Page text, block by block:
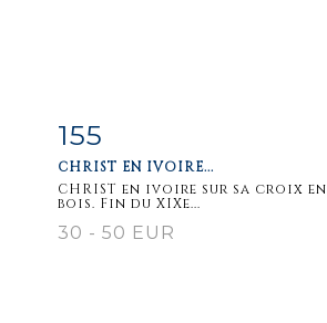
Item detail
155
CHRIST EN IVOIRE...
CHRIST en ivoire sur sa croix en
bois. Fin du XIXe...
30 - 50 EUR